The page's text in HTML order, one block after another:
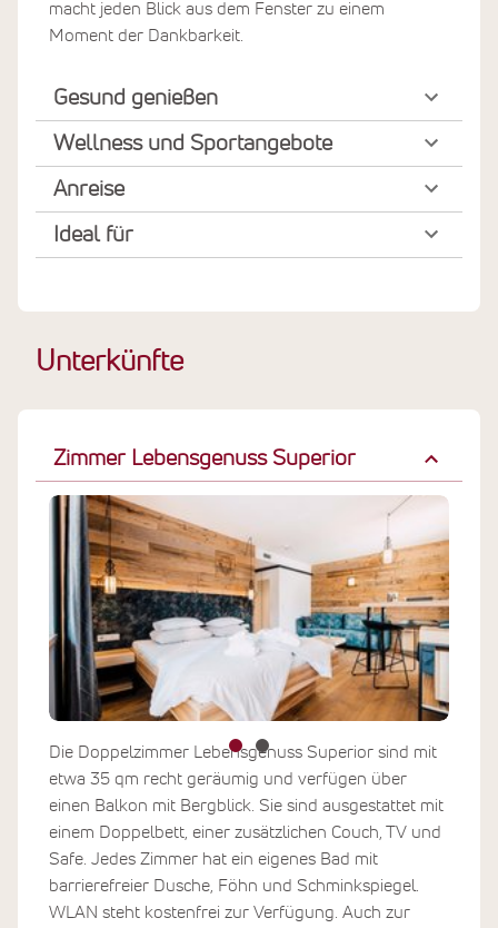
macht jeden Blick aus dem Fenster zu einem
Moment der Dankbarkeit.
Gesund genießen
Wellness und Sportangebote
Anreise
Ideal für
Unterkünfte
Zimmer Lebensgenuss Superior
Die Doppelzimmer Lebensgenuss Superior sind mit
etwa 35 qm recht geräumig und verfügen über
einen Balkon mit Bergblick. Sie sind ausgestattet mit
einem Doppelbett, einer zusätzlichen Couch, TV und
Safe. Jedes Zimmer hat ein eigenes Bad mit
barrierefreier Dusche, Föhn und Schminkspiegel.
WLAN steht kostenfrei zur Verfügung. Auch zur